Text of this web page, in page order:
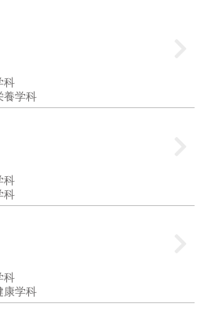
科
学科
科
科
科
学科